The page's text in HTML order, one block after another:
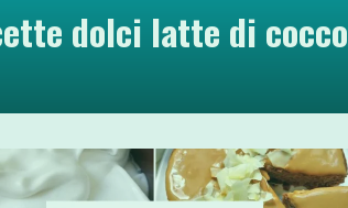
dolci latte di cocco